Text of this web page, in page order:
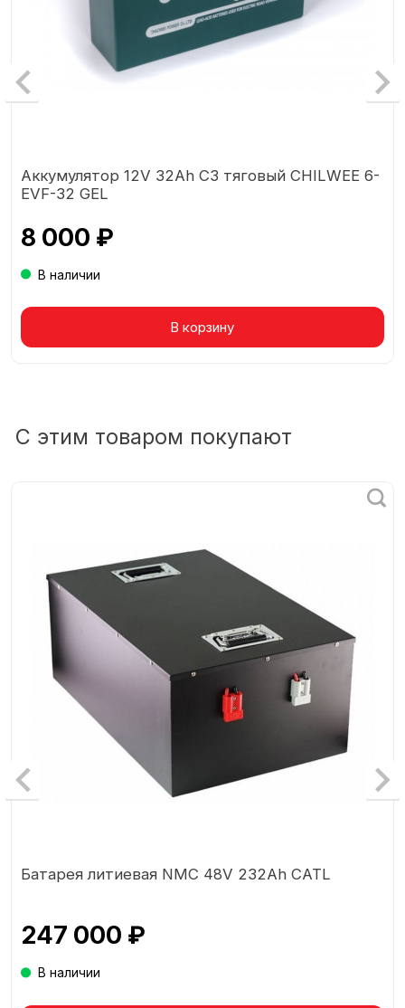
Товар в корзине
Аккумулятор 12V 32Ah C3 тяговый CHILWEE 6-
EVF-32 GEL
8 000 ₽
В наличии
В корзину
С этим товаром покупают
Батарея литиевая NMC 48V 232Ah CATL
247 000 ₽
В наличии